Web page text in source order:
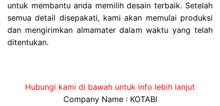
untuk membantu anda memilih desain terbaik. Setelah
semua detail disepakati, kami akan memulai produksi
dan mengirimkan almamater dalam waktu yang telah
ditentukan.
Hubungi kami di bawah untuk info lebih lanjut
Company Name : KOTABI